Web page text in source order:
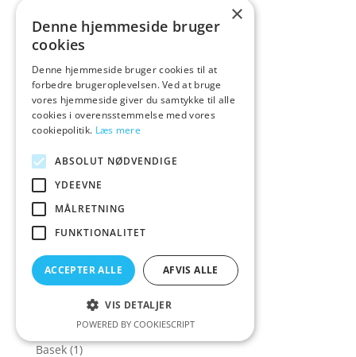
Babydoll (8)
Baci Lingerie
(12)
Backdoor Fun (27)
Bad Kitty (23)
Ball and Chain (3)
Ball crushers (1)
Ball gags (21)
Ball stretchers (14)
Balldo (2)
Ban (3)
Bang! (4)
Basek (1)
×
Denne hjemmeside bruger
cookies
Denne hjemmeside bruger cookies til at
forbedre brugeroplevelsen. Ved at bruge
vores hjemmeside giver du samtykke til alle
cookies i overensstemmelse med vores
cookiepolitik. Læs mere
ABSOLUT NØDVENDIGE
YDEEVNE
MÅLRETNING
FUNKTIONALITET
ACCEPTER ALLE AFVIS ALLE
VIS DETALJER
POWERED BY COOKIESCRIPT